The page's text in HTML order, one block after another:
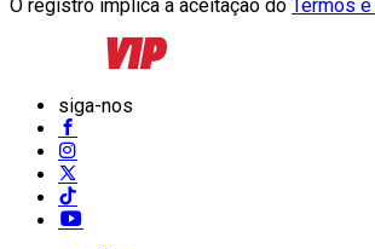
O registro implica a aceitação do Termos
siga-nos